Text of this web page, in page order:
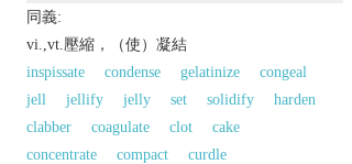
同義:
vi.,vt.壓縮，（使）凝結
inspissate
condense gelatinize
congeal
jell
jellify jelly set solidify
harden
clabber
coagulate clot
cake
concentrate
compact
curdle